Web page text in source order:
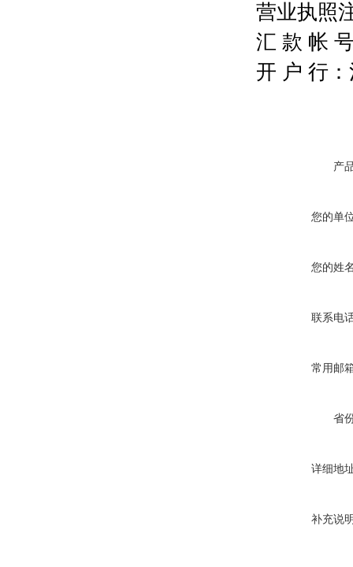
营业执照
汇 款 帐
开 户 行
产
您的单
您的姓
联系电
常用邮
省
详细地
补充说